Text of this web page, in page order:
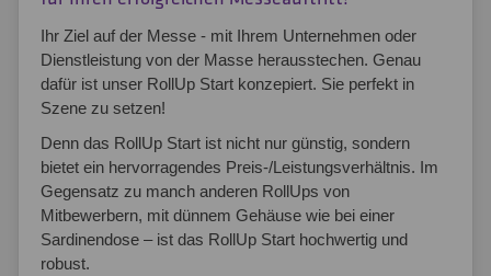
Ihr Ziel auf der Messe - mit Ihrem Unternehmen oder
Dienstleistung von der Masse herausstechen. Genau
dafür ist unser RollUp Start konzepiert. Sie perfekt in
Szene zu setzen!
Denn das RollUp Start ist nicht nur günstig, sondern
bietet ein hervorragendes Preis-/Leistungsverhältnis. Im
Gegensatz zu manch anderen RollUps von
Mitbewerbern, mit dünnem Gehäuse wie bei einer
Sardinendose – ist das RollUp Start hochwertig und
robust.